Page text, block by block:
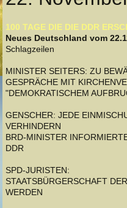
100 TAGE DIE DIE DDR
Neues Deutschland vom
Schlagzeilen
MINISTER SEITERS: ZU
GESPRÄCHE MIT
"DEMOKRATISCHEM
GENSCHER: JEDE
VERHINDERN
BRD-MINISTER
DDR
SPD-JURISTEN:
STAATSBÜRGERSCHAFT
WERDEN